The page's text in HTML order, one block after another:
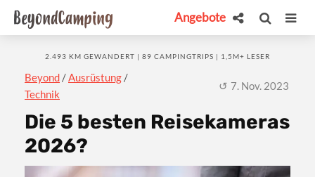
Angebote
Beyond /Ausrüstung /
Technik
2.493 KM GEWANDERT | 89 CAMPINGTRIPS | 1,5M+ LESER
7. Nov. 2023
Die 5 besten Reisekameras
2026?